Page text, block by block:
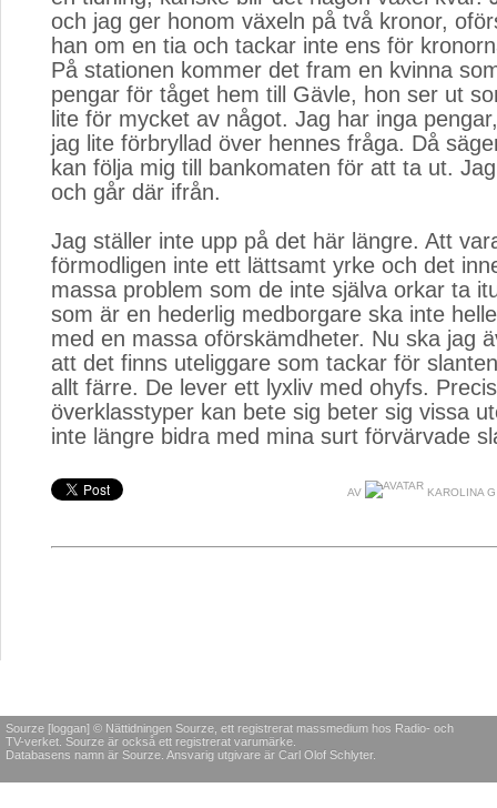
och jag ger honom växeln på två kronor,
han om en tia och tackar inte ens för
På stationen kommer det fram en kvinna
pengar för tåget hem till Gävle, hon ser ut
lite för mycket av något. Jag har inga
jag lite förbryllad över hennes fråga. Då
kan följa mig till bankomaten för att ta ut.
och går där ifrån.
Jag ställer inte upp på det här längre. Att
förmodligen inte ett lättsamt yrke och det
massa problem som de inte själva orkar ta
som är en hederlig medborgare ska inte
med en massa oförskämdheter. Nu ska jag
att det finns uteliggare som tackar för
allt färre. De lever ett lyxliv med ohyfs.
överklasstyper kan bete sig beter sig vissa
inte längre bidra med mina surt förvärvade
AV KAROLINA
Sourze [loggan] © Nättidningen Sourze, ett registrerat massmedium hos Radio- och
TV-verket. Sourze är också ett registrerat varumärke.
Databasens namn är Sourze. Ansvarig utgivare är Carl Olof Schlyter.